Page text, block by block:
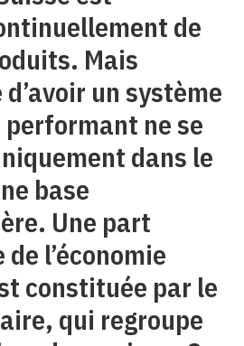
de
Mais
un système
ne se
dans le
base
Une part
l’économie
constituée par le
qui regroupe